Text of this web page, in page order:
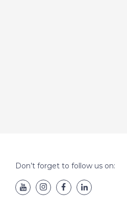
Don’t forget to follow us on: